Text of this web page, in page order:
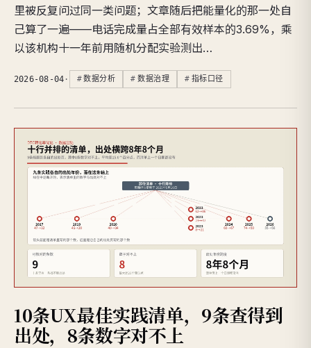
里被反复问过同一类问题；文章随后把能量化的那一处自
己算了一遍——电话完成量占全部有效样本的3.69%，乘
以该机构十一年前用随机分配实验测出…
2026-08-04 · 数据分析 数据治理 指标口径
10条UX最佳实践清单，9条查得到
出处，8条数字对不上